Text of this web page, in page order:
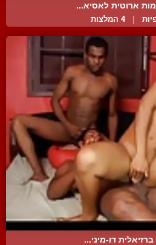
ארוטית לאסיא...
4 המלצות
דו-מיני...